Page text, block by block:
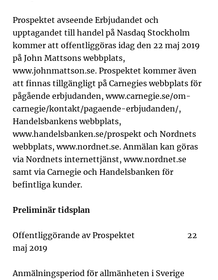
Prospektet avseende Erbjudandet och
upptagandet till handel på Nasdaq Stockholm
kommer att offentliggöras idag den 22 maj 2019
på John Mattsons webbplats,
www.johnmattson.se. Prospektet kommer även
att finnas tillgängligt på Carnegies webbplats för
pågående erbjudanden, www.carnegie.se/om-
carnegie/kontakt/pagaende-erbjudanden/,
Handelsbankens webbplats,
www.handelsbanken.se/prospekt och Nordnets
webbplats, www.nordnet.se. Anmälan kan göras
via Nordnets internettjänst, www.nordnet.se
samt via Carnegie och Handelsbanken för
befintliga kunder.
Preliminär tidsplan
Offentliggörande av Prospektet 22
maj 2019
Anmälningsperiod för allmänheten i Sverige